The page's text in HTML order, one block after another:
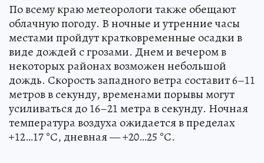
По всему краю метеорологи также обещают
облачную погоду. В ночные и утренние часы
местами пройдут кратковременные осадки в
виде дождей с грозами. Днем и вечером в
некоторых районах возможен небольшой
дождь. Скорость западного ветра составит 6–11
метров в секунду, временами порывы могут
усиливаться до 16–21 метра в секунду. Ночная
температура воздуха ожидается в пределах
+12…17 °С, дневная — +20…25 °С.